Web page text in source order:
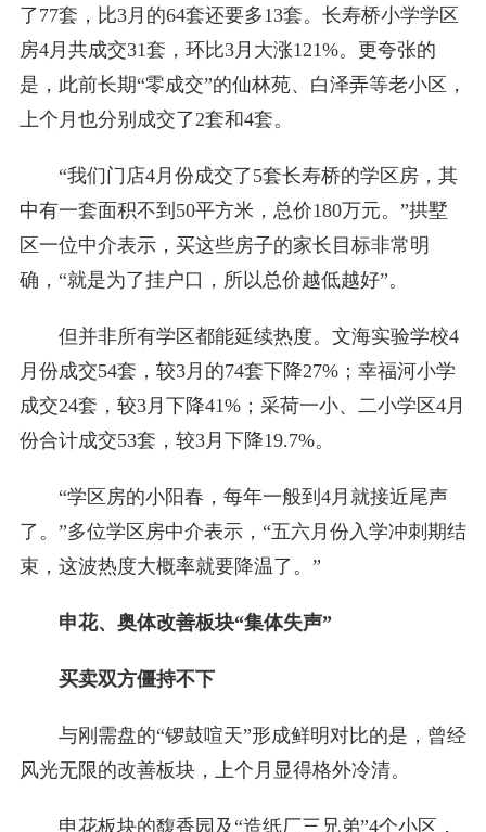
了77套，比3月的64套还要多13套。长寿桥小学学区
房4月共成交31套，环比3月大涨121%。更夸张的
是，此前长期“零成交”的仙林苑、白泽弄等老小区，
上个月也分别成交了2套和4套。
“我们门店4月份成交了5套长寿桥的学区房，其
中有一套面积不到50平方米，总价180万元。”拱墅
区一位中介表示，买这些房子的家长目标非常明
确，“就是为了挂户口，所以总价越低越好”。
但并非所有学区都能延续热度。文海实验学校4
月份成交54套，较3月的74套下降27%；幸福河小学
成交24套，较3月下降41%；采荷一小、二小学区4月
份合计成交53套，较3月下降19.7%。
“学区房的小阳春，每年一般到4月就接近尾声
了。”多位学区房中介表示，“五六月份入学冲刺期结
束，这波热度大概率就要降温了。”
申花、奥体改善板块“集体失声”
买卖双方僵持不下
与刚需盘的“锣鼓喧天”形成鲜明对比的是，曾经
风光无限的改善板块，上个月显得格外冷清。
申花板块的馥香园及“造纸厂三兄弟”4个小区，